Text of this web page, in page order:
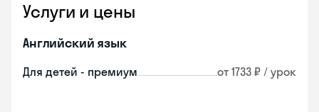
Услуги и цены
Английский язык
Для детей - премиум от 1733 ₽ / урок